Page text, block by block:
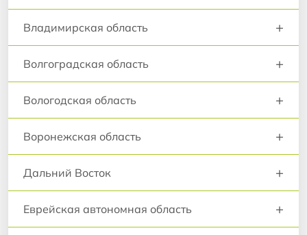
Владимирская область +
Волгоградская область +
Вологодская область +
Воронежская область +
Дальний Восток +
Еврейская автономная область +